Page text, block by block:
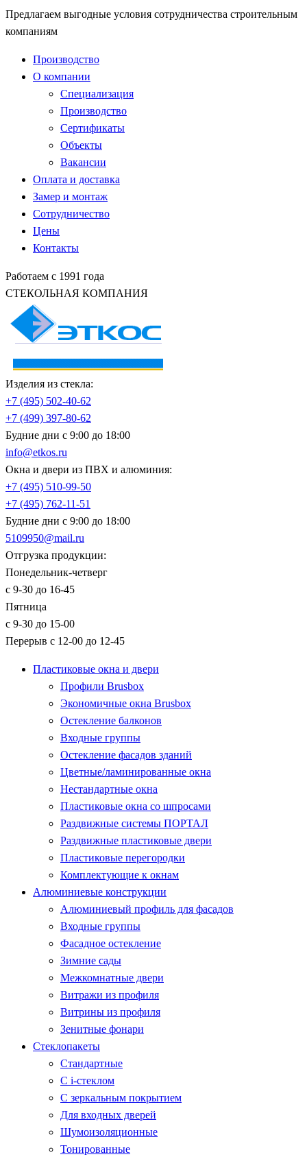
Предлагаем выгодные условия сотрудничества строительным
компаниям
Производство
О компании
Специализация
Производство
Сертификаты
Объекты
Вакансии
Оплата и доставка
Замер и монтаж
Сотрудничество
Цены
Контакты
Работаем с 1991 года
СТЕКОЛЬНАЯ КОМПАНИЯ
Изделия из стекла:
+7 (495) 502-40-62
+7 (499) 397-80-62
Будние дни с 9:00 до 18:00
info@etkos.ru
Окна и двери из ПВХ и алюминия:
+7 (495) 510-99-50
+7 (495) 762-11-51
Будние дни с 9:00 до 18:00
5109950@mail.ru
Отгрузка продукции:
Понедельник-четверг
с 9-30 до 16-45
Пятница
с 9-30 до 15-00
Перерыв с 12-00 до 12-45
Пластиковые окна и двери
Профили Brusbox
Экономичные окна Brusbox
Остекление балконов
Входные группы
Остекление фасадов зданий
Цветные/ламинированные окна
Нестандартные окна
Пластиковые окна со шпросами
Раздвижные системы ПОРТАЛ
Раздвижные пластиковые двери
Пластиковые перегородки
Комплектующие к окнам
Алюминиевые конструкции
Алюминиевый профиль для фасадов
Входные группы
Фасадное остекление
Зимние сады
Межкомнатные двери
Витражи из профиля
Витрины из профиля
Зенитные фонари
Стеклопакеты
Стандартные
С i-стеклом
С зеркальным покрытием
Для входных дверей
Шумоизоляционные
Тонированные